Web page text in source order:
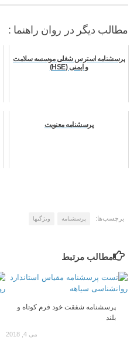
مطالب دیگر در روان راهنما :
پرسشنامه استرس شغلی موسسه سلامت
و ایمنی (HSE)
پرسشنامه معنویت
برچسب‌ها: پرسشنامه ویژگیها
مطالب مرتبط
پرسشنامه شفقت خود فرم کوتاه و
بلند
می 4, 2018